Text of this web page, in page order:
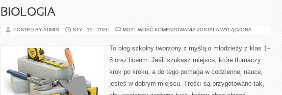
BIOLOGIA
POSTED BY ADMIN STY - 15 - 2026 MOŻLIWOŚĆ KOMENTOWANIA BIOLOGIA
ZOSTAŁA WYŁĄCZONA
To blog szkolny tworzony z myślą o młodzieży z klas 1–
8 oraz liceum. Jeśli szukasz miejsca, które tłumaczy
krok po kroku, a do tego pomaga w codziennej nauce,
jesteś w dobrym miejscu. Treści są przygotowane tak,